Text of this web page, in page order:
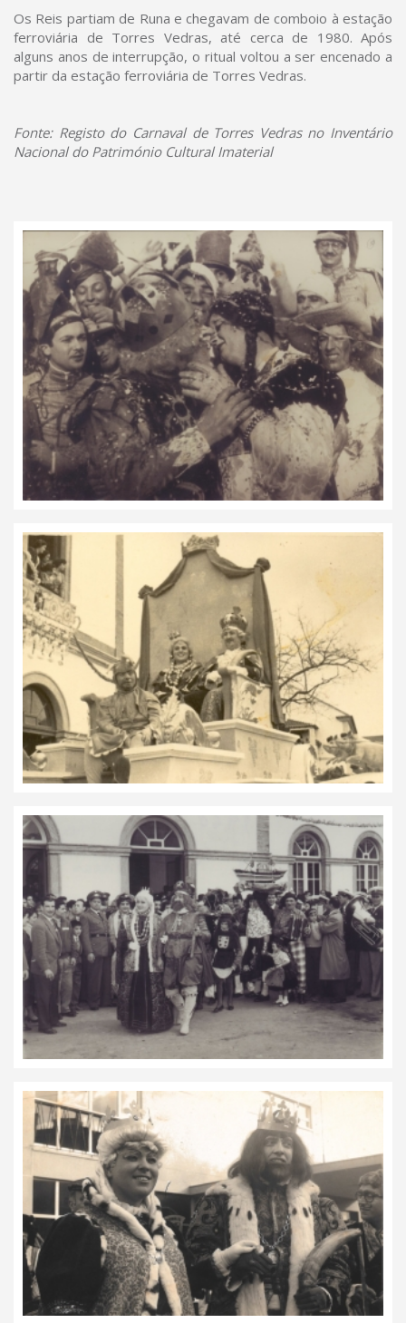
Os Reis partiam de Runa e chegavam de comboio à estação
ferroviária de Torres Vedras, até cerca de 1980. Após
alguns anos de interrupção, o ritual voltou a ser encenado a
partir da estação ferroviária de Torres Vedras.
Fonte: Registo do Carnaval de Torres Vedras no Inventário
Nacional do Património Cultural Imaterial